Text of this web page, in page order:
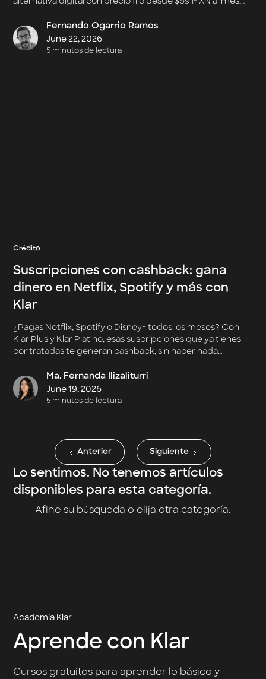
financiera familiar y asistencia médica accesible.
Fernando Ogarrio Ramos
June 22, 2026
5 minutos de lectura
Crédito
Suscripciones con cashback: gana
dinero en Netflix, Spotify y más con
Klar
¿Pagas Netflix, Spotify o Disney+ todos los meses? Con
Klar Plus y Klar Platino, esas suscripciones que ya tienes
contratadas te generan cashback, sin hacer nada
Ma. Fernanda Ilizaliturri
June 19, 2026
5 minutos de lectura
Anterior Siguiente
Lo sentimos. No tenemos artículos
disponibles para esta categoría.
Afine su búsqueda o elija otra categoría.
Academia Klar
Aprende con Klar
Cursos gratuitos para aprender lo básico y